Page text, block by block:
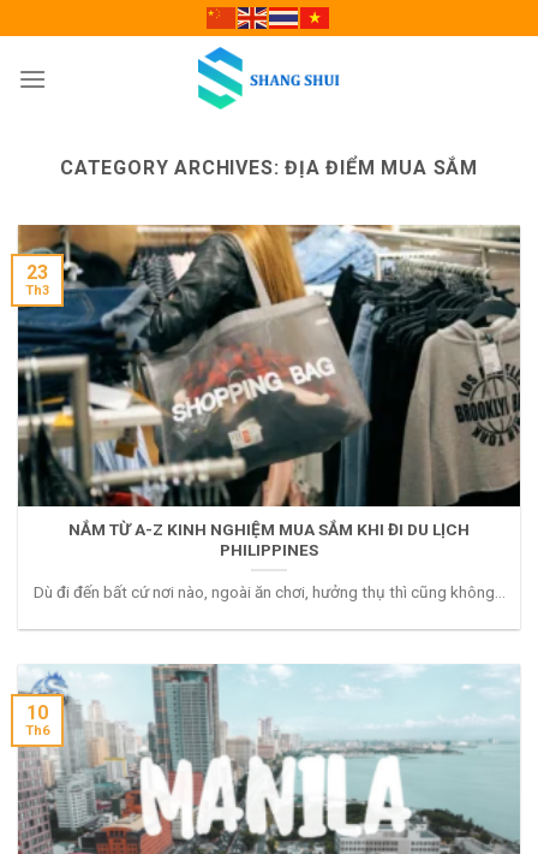
to
content
CATEGORY ARCHIVES:ĐỊA ĐIỂM MUA SẮM
NẮM TỪ A-Z KINH NGHIỆM MUA SẮM KHI ĐI DU LỊCH
PHILIPPINES
Dù đi đến bất cứ nơi nào, ngoài ăn chơi, hưởng thụ thì cũng không...
23
Th3
10
Th6